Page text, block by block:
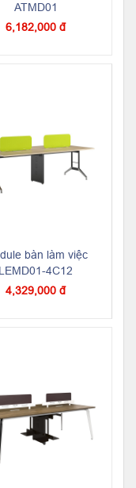
ATMD01
6,182,000 đ
bàn làm việc
LEMD01-4C12
4,329,000 đ